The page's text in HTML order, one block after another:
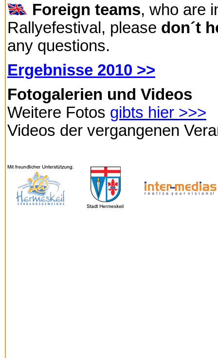
Foreign teams, who are
Rallyefestival, please don´t
any questions.
Ergebnisse 2010 >>
Fotogalerien und Videos
Weitere Fotos gibts hier >>>
Videos der vergangenen